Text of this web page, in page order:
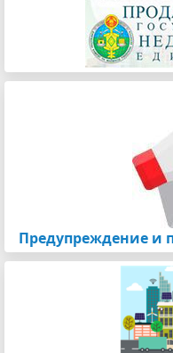
Предупреждение и